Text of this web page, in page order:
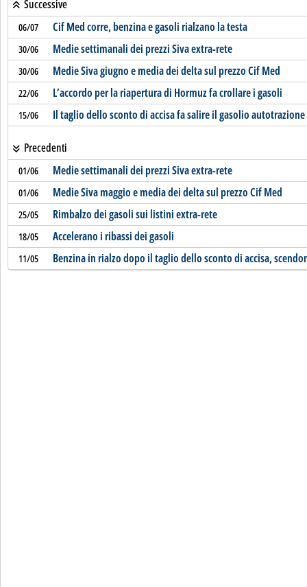
Successive
06/07 Cif Med corre, benzina e gasoli rialzano la testa
30/06 Medie settimanali dei prezzi Siva extra-rete
30/06 Medie Siva giugno e media dei delta sul prezzo Cif Med
22/06 L’accordo per la riapertura di Hormuz fa crollare i gasoli
15/06 Il taglio dello sconto di accisa fa salire il gasolio autotrazione
Precedenti
01/06 Medie settimanali dei prezzi Siva extra-rete
01/06 Medie Siva maggio e media dei delta sul prezzo Cif Med
25/05 Rimbalzo dei gasoli sui listini extra-rete
18/05 Accelerano i ribassi dei gasoli
11/05 Benzina in rialzo dopo il taglio dello sconto di accisa,